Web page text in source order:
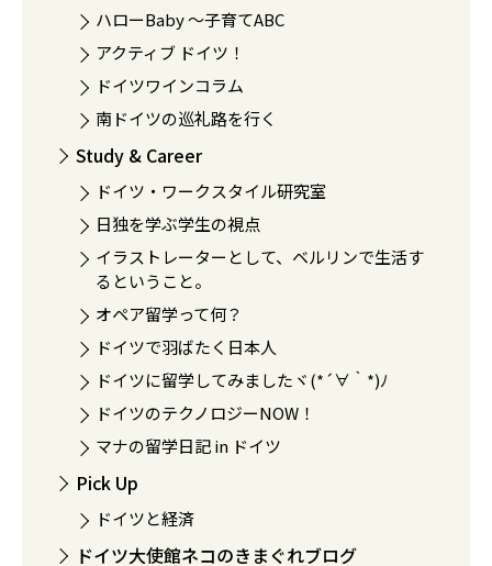
ハローBaby 〜子育てABC
アクティブ ドイツ！
ドイツワインコラム
南ドイツの巡礼路を行く
Study & Career
ドイツ・ワークスタイル研究室
日独を学ぶ学生の視点
イラストレーターとして、ベルリンで生活す
るということ。
オペア留学って何？
ドイツで羽ばたく日本人
ドイツに留学してみましたヾ(*´∀｀*)ﾉ
ドイツのテクノロジーNOW！
マナの留学日記 in ドイツ
Pick Up
ドイツと経済
ドイツ大使館ネコのきまぐれブログ